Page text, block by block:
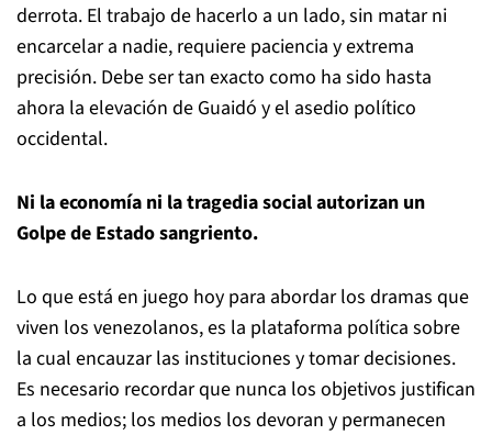
derrota. El trabajo de hacerlo a un lado, sin matar ni
encarcelar a nadie, requiere paciencia y extrema
precisión. Debe ser tan exacto como ha sido hasta
ahora la elevación de Guaidó y el asedio político
occidental.
Ni la economía ni la tragedia social autorizan un
Golpe de Estado sangriento.
Lo que está en juego hoy para abordar los dramas que
viven los venezolanos, es la plataforma política sobre
la cual encauzar las instituciones y tomar decisiones.
Es necesario recordar que nunca los objetivos justifican
a los medios; los medios los devoran y permanecen